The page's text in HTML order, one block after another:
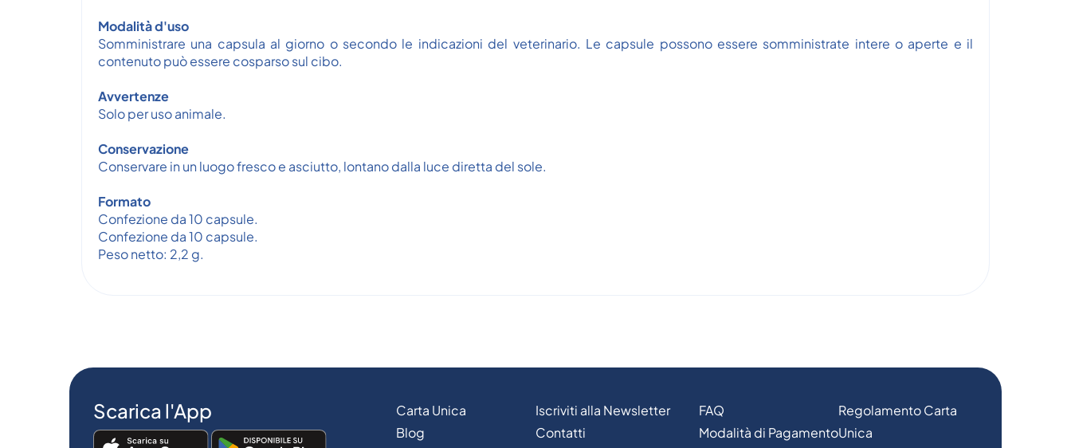
Modalità d'uso
Somministrare una capsula al giorno o secondo le indicazioni del veterinario. Le capsule possono essere somministrate intere o aperte e il
contenuto può essere cosparso sul cibo.
Avvertenze
Solo per uso animale.
Conservazione
Conservare in un luogo fresco e asciutto, lontano dalla luce diretta del sole.
Formato
Confezione da 10 capsule.
Confezione da 10 capsule.
Peso netto: 2,2 g.
Scarica l'App
Carta Unica
Blog
Iscriviti alla Newsletter
Contatti
FAQ
Modalità di Pagamento
Regolamento Carta
Unica